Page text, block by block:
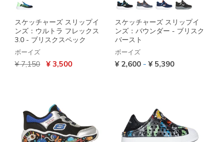
スケッチャーズ スリップイ
ンズ：ウルトラ フレックス
3.0 - ブリスクスペック
ボーイズ
からの値引き
¥ 7,150 から
¥ 3,500
スケッチャーズ スリップイ
ンズ：バウンダー - ブリスク
バースト
ボーイズ
¥ 2,600 - ¥ 5,390